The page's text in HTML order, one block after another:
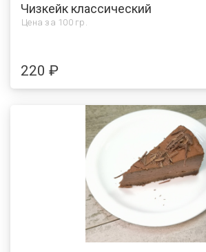
Чизкейк классический
Цена за 100 гр.
220 ₽